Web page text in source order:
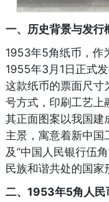
一、历史背景与发行
1953年5角纸币，作
1955年3月1日正式
这款纸币的票面尺
号方式，印刷工艺上
其正面图案以我国
主景，寓意着新中国
及“中国人民银行伍
民族和谐共处的国家
二、1953年5角人民